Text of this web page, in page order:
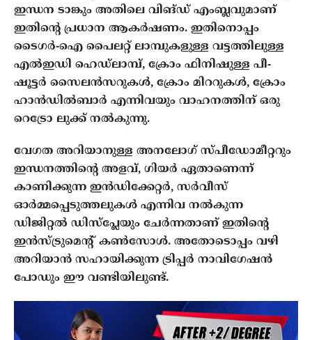
ഇന്ധന ടാങ്കും അതിലെ വിങ്ഡ് എംബ്ലവുമാണ്
ഇതിന്റെ പ്രധാന ആകർഷണം. ഇതിനൊപ്പം
ടൈഗർ-ഐ പൈലറ്റ് ലാമ്പുകളുള്ള വട്ടത്തിലുള്ള
എൽഇഡി ഹെഡ്‌ലാമ്പ്, ക്രോം ഫിനിഷുള്ള പീ-
ഷൂട്ടർ സൈലൻസറുകൾ, ക്രോം മിററുകൾ, ക്രോം
ഹാൻഡിൽബാർ എന്നിവയും വാഹനത്തിന് ഒരു
റെട്രോ ലുക്ക് നൽകുന്നു.
വേഗത അറിയാനുള്ള അനലോഗ് സ്പീഡോമീറ്ററും
ഇന്ധനത്തിന്റെ അളവ്, ഗിയർ ഏതാണെന്ന്
കാണിക്കുന്ന ഇൻഡിക്കേറ്റർ, സർവീസ്
ഓർമ്മപ്പെടുത്തലുകൾ എന്നിവ നൽകുന്ന
ഡിജിറ്റൽ ഡിസ്‌പ്ലേയും ചേർന്നതാണ് ഇതിന്റെ
ഇൻസ്ട്രുമെന്റ് കൺസോൾ. അതോടൊപ്പം വഴി
അറിയാൻ സഹായിക്കുന്ന ട്രിപ്പർ നാവിഗേഷൻ
പോഡും ഈ വണ്ടിയിലുണ്ട്.